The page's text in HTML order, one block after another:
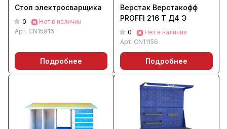
Стол электросварщика
0
Нет в наличии
Арт. CN15916
Подробнее
Верстак Верстакофф
PROFFI 216 Т Д4 Э
0
Нет в наличии
Арт. CN11156
Подробнее